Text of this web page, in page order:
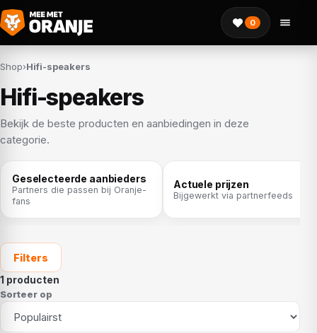
0
Shop›Hifi-speakers
Hifi-speakers
Bekijk de beste producten en aanbiedingen in deze
categorie.
Geselecteerde aanbieders
Partners die passen bij Oranje-
fans
Actuele prijzen
Bijgewerkt via partnerfeeds
Filters
1 producten
Sorteer op